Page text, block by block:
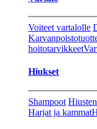
Voiteet vartalolle
hoitotarvikkeet
Hiukset
Shampoot
Harjat ja kammat